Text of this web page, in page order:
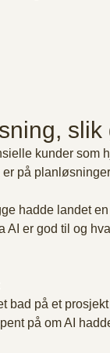
slik
kunder som
på
hadde landet
AI er god til og
bad på et
på om AI